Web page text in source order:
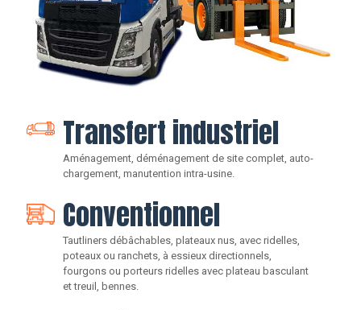
Transfert industriel
Aménagement, déménagement de site complet, auto-
chargement, manutention intra-usine.
Conventionnel
Tautliners débâchables, plateaux nus, avec ridelles,
poteaux ou ranchets, à essieux directionnels,
fourgons ou porteurs ridelles avec plateau basculant
et treuil, bennes.